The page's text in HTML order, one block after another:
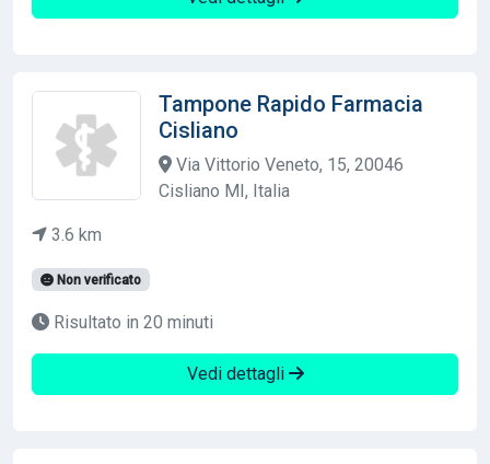
Tampone Rapido Farmacia
Cisliano
Via Vittorio Veneto, 15, 20046
Cisliano MI, Italia
3.6 km
Non verificato
Risultato in 20 minuti
Vedi dettagli